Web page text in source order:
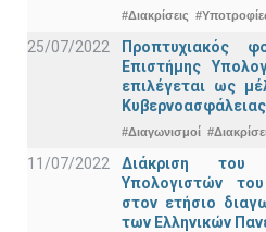
#Διακρίσεις
25/07/2022
Προπτυχιακός
Επιστήμης
επιλέγεται ως
Κυβερνοασφάλειας
#Διαγωνισμοί
11/07/2022
Διάκριση του
Υπολογιστών
στον ετήσιο
των Ελληνικών